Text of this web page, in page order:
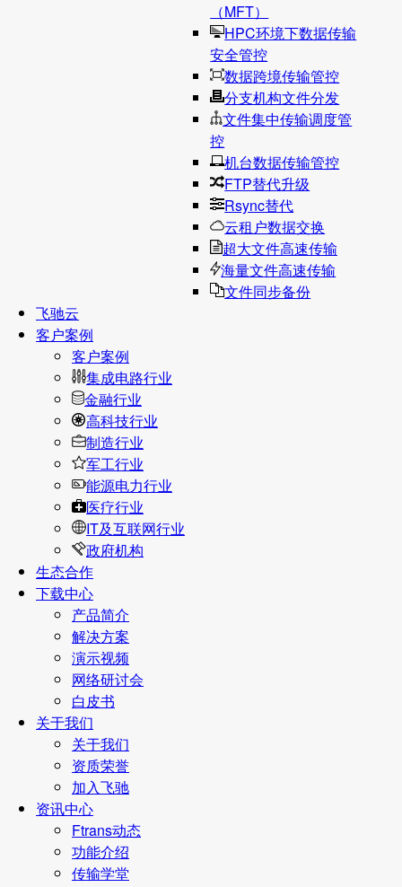
（MFT）
HPC环境下数据传输
安全管控
数据跨境传输管控
分支机构文件分发
文件集中传输调度管
控
机台数据传输管控
FTP替代升级
Rsync替代
云租户数据交换
超大文件高速传输
海量文件高速传输
文件同步备份
飞驰云
客户案例
客户案例
集成电路行业
金融行业
高科技行业
制造行业
军工行业
能源电力行业
医疗行业
IT及互联网行业
政府机构
生态合作
下载中心
产品简介
解决方案
演示视频
网络研讨会
白皮书
关于我们
关于我们
资质荣誉
加入飞驰
资讯中心
Ftrans动态
功能介绍
传输学堂